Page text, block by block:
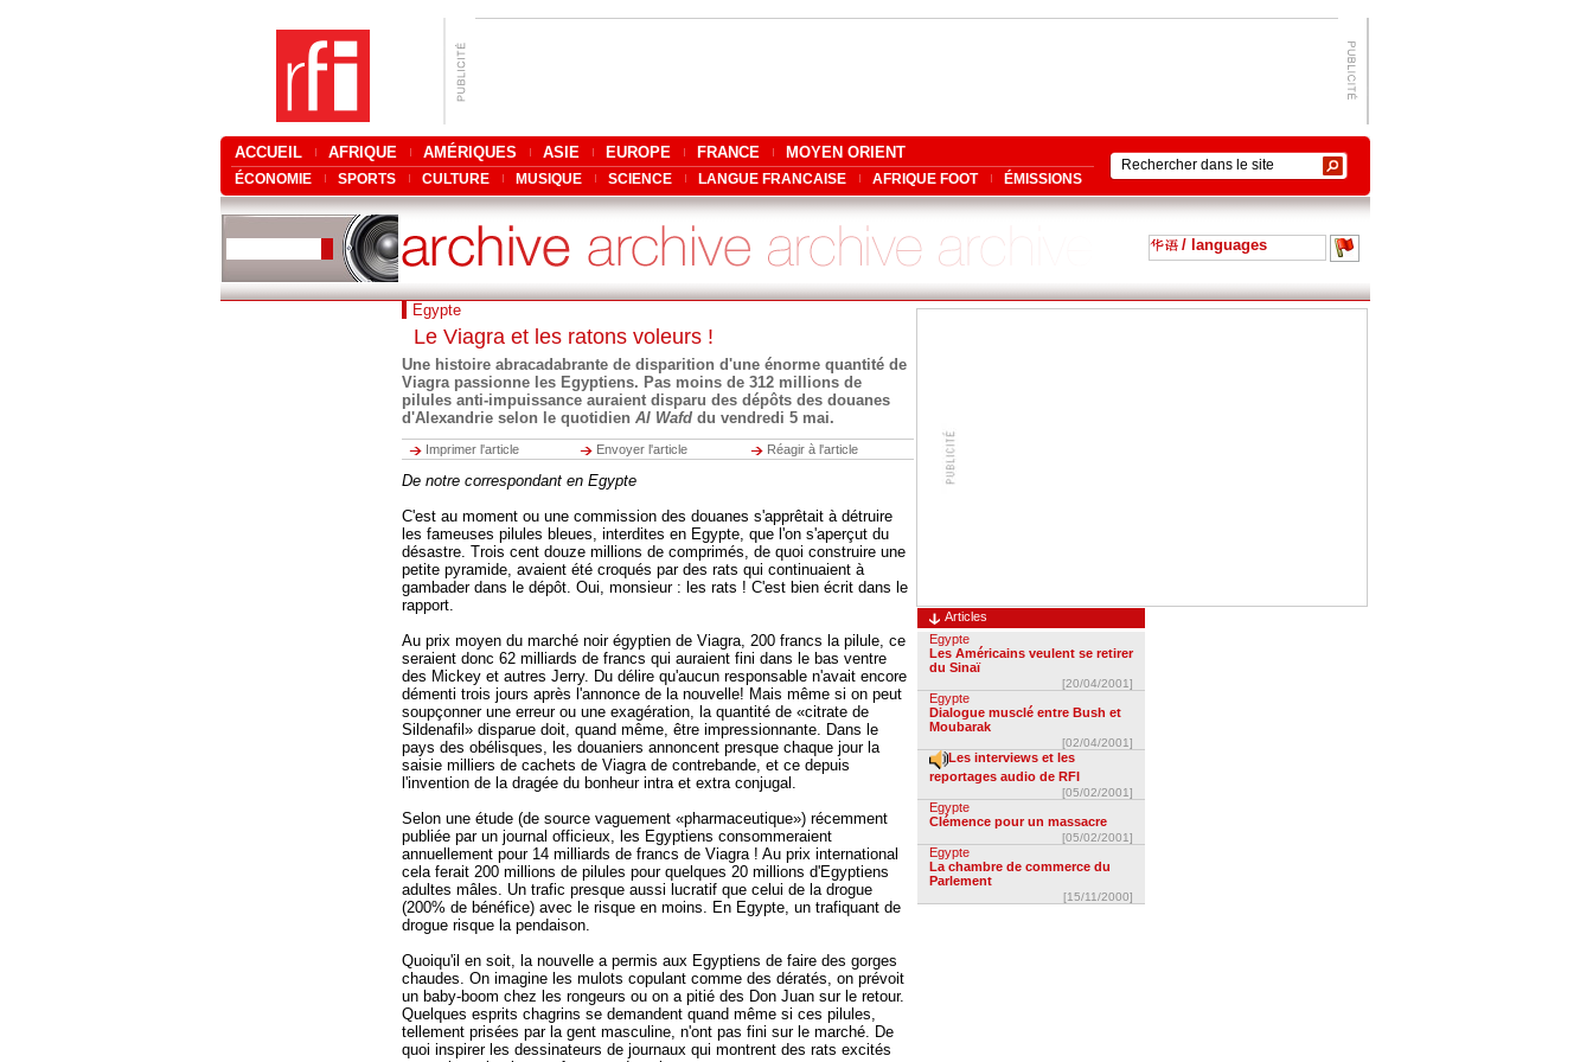
ACCUEIL AFRIQUE AMÉRIQUES ASIE EUROPE FRANCE MOYEN ORIENT
ÉCONOMIE SPORTS CULTURE MUSIQUE SCIENCE LANGUE FRANCAISE AFRIQUE FOOT ÉMISSIONS
/ languages
Egypte
Le Viagra et les ratons voleurs !
Une histoire abracadabrante de disparition d'une énorme quantité de
Viagra passionne les Egyptiens. Pas moins de 312 millions de
pilules anti-impuissance auraient disparu des dépôts des douanes
d'Alexandrie selon le quotidien Al Wafd du vendredi 5 mai.
Imprimer l'article Envoyer l'article Réagir à l'article
De notre correspondant en Egypte
C'est au moment ou une commission des douanes s'apprêtait à détruire
les fameuses pilules bleues, interdites en Egypte, que l'on s'aperçut du
désastre. Trois cent douze millions de comprimés, de quoi construire une
petite pyramide, avaient été croqués par des rats qui continuaient à
gambader dans le dépôt. Oui, monsieur : les rats ! C'est bien écrit dans le
rapport.
Au prix moyen du marché noir égyptien de Viagra, 200 francs la pilule, ce
seraient donc 62 milliards de francs qui auraient fini dans le bas ventre
des Mickey et autres Jerry. Du délire qu'aucun responsable n'avait encore
démenti trois jours après l'annonce de la nouvelle! Mais même si on peut
soupçonner une erreur ou une exagération, la quantité de «citrate de
Sildenafil» disparue doit, quand même, être impressionnante. Dans le
pays des obélisques, les douaniers annoncent presque chaque jour la
saisie milliers de cachets de Viagra de contrebande, et ce depuis
l'invention de la dragée du bonheur intra et extra conjugal.
Selon une étude (de source vaguement «pharmaceutique») récemment
publiée par un journal officieux, les Egyptiens consommeraient
annuellement pour 14 milliards de francs de Viagra ! Au prix international
cela ferait 200 millions de pilules pour quelques 20 millions d'Egyptiens
adultes mâles. Un trafic presque aussi lucratif que celui de la drogue
(200% de bénéfice) avec le risque en moins. En Egypte, un trafiquant de
drogue risque la pendaison.
Quoiqu'il en soit, la nouvelle a permis aux Egyptiens de faire des gorges
chaudes. On imagine les mulots copulant comme des dératés, on prévoit
un baby-boom chez les rongeurs ou on a pitié des Don Juan sur le retour.
Quelques esprits chagrins se demandent quand même si ces pilules,
tellement prisées par la gent masculine, n'ont pas fini sur le marché. De
quoi inspirer les dessinateurs de journaux qui montrent des rats excités
Articles
Egypte
Les Américains veulent se retirer
du Sinaï
[20/04/2001]
Egypte
Dialogue musclé entre Bush et
Moubarak
[02/04/2001]
Les interviews et les
reportages audio de RFI
[05/02/2001]
Egypte
Clémence pour un massacre
[05/02/2001]
Egypte
La chambre de commerce du
Parlement
[15/11/2000]